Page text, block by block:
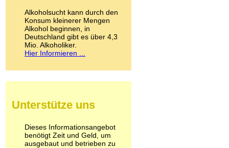
LSD
Marihuana
Medikamente
Meskalin
Metamphetamin
Methadon
Pilze
Psychopharmaka
Schlafmittel
Schmerzmittel
Alkoholsucht kann durch den
Konsum kleinerer Mengen
Alkohol beginnen, in
Deutschland gibt es über 4,3
Mio. Alkoholiker.
Hier Informieren ...
Unterstütze uns
Dieses Informationsangebot
benötigt Zeit und Geld, um
ausgebaut und betrieben zu